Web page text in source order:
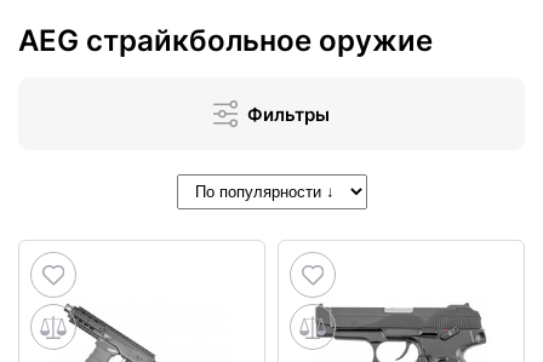
AEG страйкбольное оружие
Фильтры